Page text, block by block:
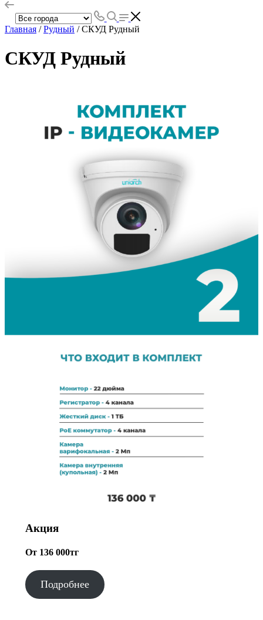
Главная /Рудный / СКУД Рудный
СКУД Рудный
Акция
От 136 000тг
Подробнее